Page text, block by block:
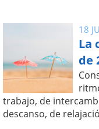
18
La
de
trabajo, de
descanso, de